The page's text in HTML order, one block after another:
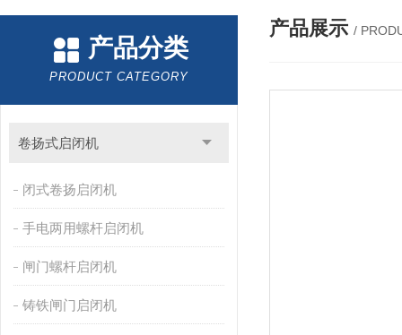
产品分类
PRODUCT CATEGORY
卷扬式启闭机
闭式卷扬启闭机
手电两用螺杆启闭机
闸门螺杆启闭机
铸铁闸门启闭机
产品展示 /